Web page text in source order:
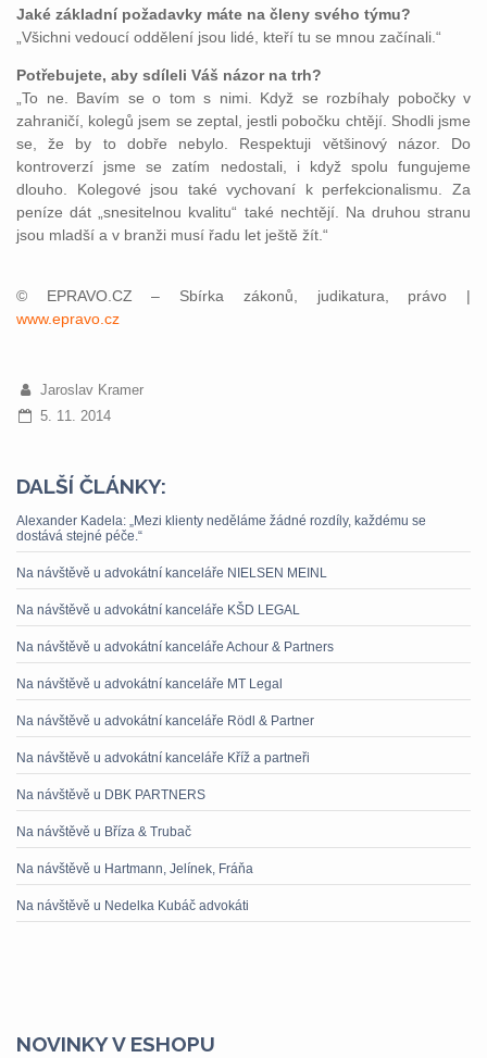
Jaké základní požadavky máte na členy svého týmu?
„Všichni vedoucí oddělení jsou lidé, kteří tu se mnou začínali.“
Potřebujete, aby sdíleli Váš názor na trh?
„To ne. Bavím se o tom s nimi. Když se rozbíhaly pobočky v
zahraničí, kolegů jsem se zeptal, jestli pobočku chtějí. Shodli jsme
se, že by to dobře nebylo. Respektuji většinový názor. Do
kontroverzí jsme se zatím nedostali, i když spolu fungujeme
dlouho. Kolegové jsou také vychovaní k perfekcionalismu. Za
peníze dát „snesitelnou kvalitu“ také nechtějí. Na druhou stranu
jsou mladší a v branži musí řadu let ještě žít.“
© EPRAVO.CZ – Sbírka zákonů, judikatura, právo |
www.epravo.cz
Jaroslav Kramer
5. 11. 2014
DALŠÍ ČLÁNKY:
Alexander Kadela: „Mezi klienty neděláme žádné rozdíly, každému se
dostává stejné péče.“
Na návštěvě u advokátní kanceláře NIELSEN MEINL
Na návštěvě u advokátní kanceláře KŠD LEGAL
Na návštěvě u advokátní kanceláře Achour & Partners
Na návštěvě u advokátní kanceláře MT Legal
Na návštěvě u advokátní kanceláře Rödl & Partner
Na návštěvě u advokátní kanceláře Kříž a partneři
Na návštěvě u DBK PARTNERS
Na návštěvě u Bříza & Trubač
Na návštěvě u Hartmann, Jelínek, Fráňa
Na návštěvě u Nedelka Kubáč advokáti
NOVINKY V ESHOPU